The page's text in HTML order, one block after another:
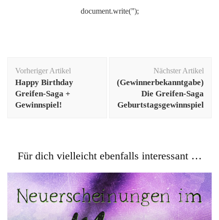
document.write(”);
Vorheriger Artikel
Happy Birthday
Greifen-Saga +
Gewinnspiel!
Nächster Artikel
(Gewinnerbekanntgabe)
Die Greifen-Saga
Geburtstagsgewinnspiel
Für dich vielleicht ebenfalls interessant …